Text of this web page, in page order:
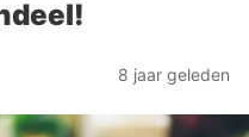
8 jaar geleden